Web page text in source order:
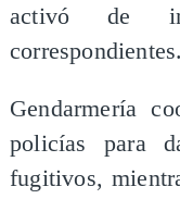
activó de
correspondientes.
Gendarmería
policías para
fugitivos,